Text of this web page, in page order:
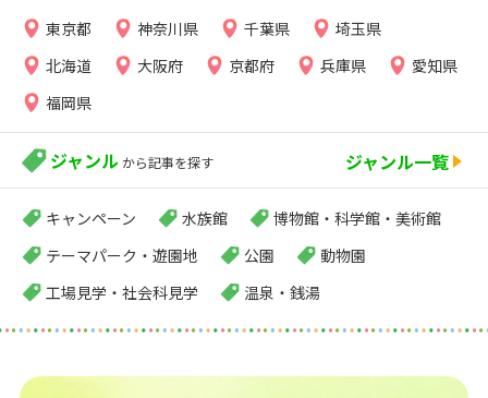
東京都 神奈川県 千葉県
埼玉県
北海道
大阪府 京都府 兵庫県
愛知県
福岡県
ジャンル から記事を探す ジャンル一覧
キャンペーン 水族館
博物館・科学館・美術館
テーマパーク・遊園地
公園
動物園
工場見学・社会科見学
温泉・銭湯